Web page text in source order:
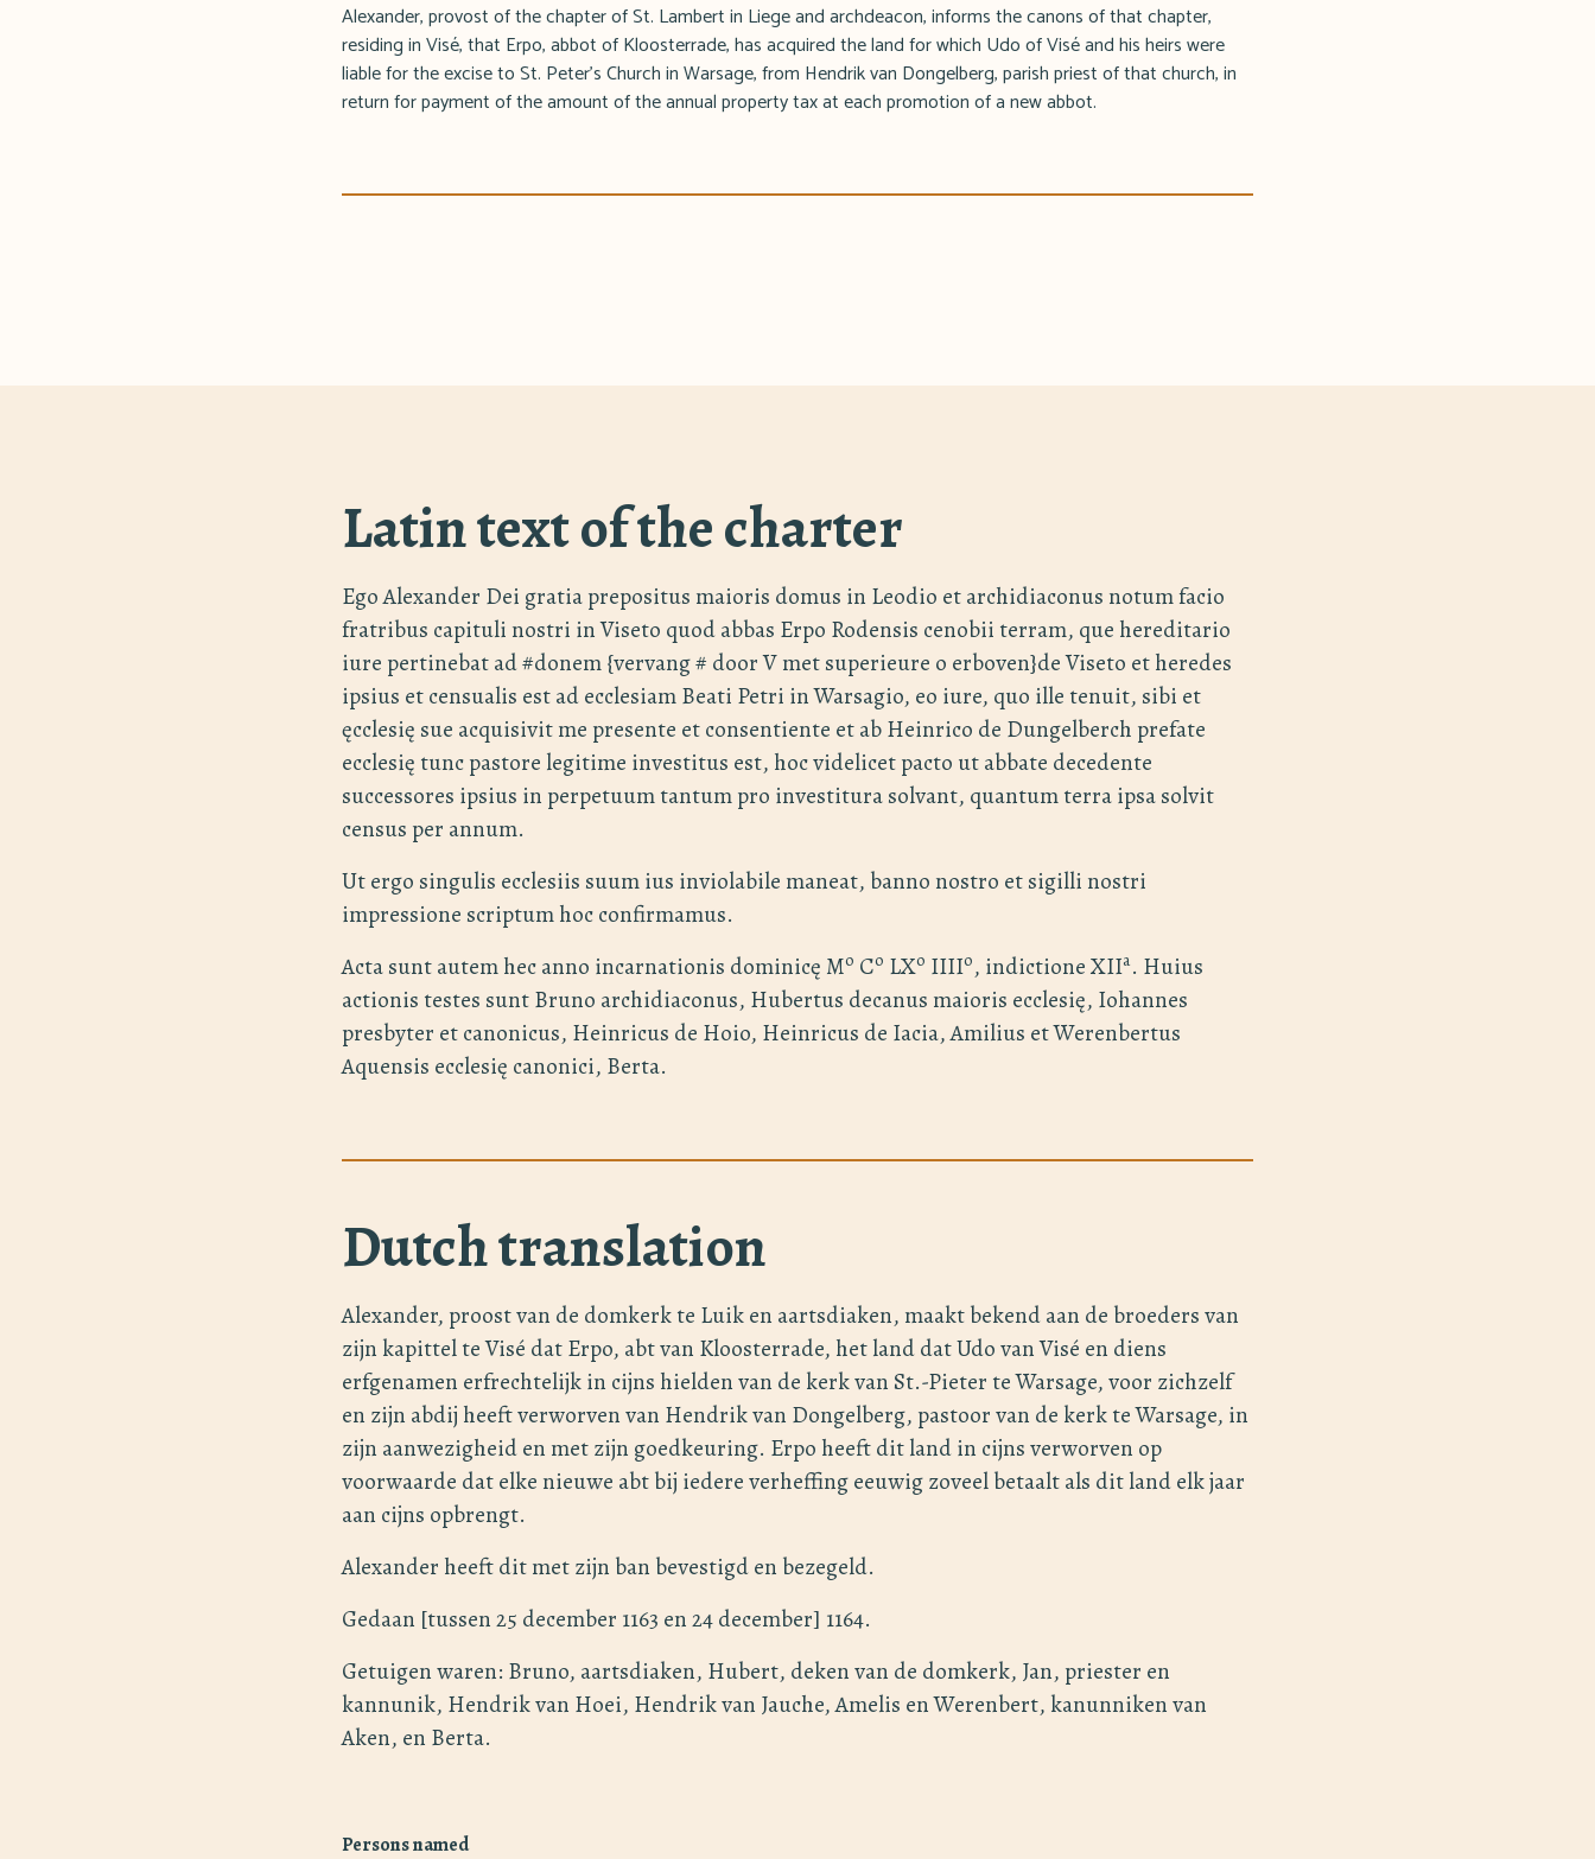
Alexander, provost of the chapter of St. Lambert in Liege and archdeacon, informs the canons of that chapter,
residing in Visé, that Erpo, abbot of Kloosterrade, has acquired the land for which Udo of Visé and his heirs were
liable for the excise to St. Peter's Church in Warsage, from Hendrik van Dongelberg, parish priest of that church, in
return for payment of the amount of the annual property tax at each promotion of a new abbot.
Latin text of the charter
Ego Alexander Dei gratia prepositus maioris domus in Leodio et archidiaconus notum facio
fratribus capituli nostri in Viseto quod abbas Erpo Rodensis cenobii terram, que hereditario
iure pertinebat ad #donem {vervang # door V met superieure o erboven}de Viseto et heredes
ipsius et censualis est ad ecclesiam Beati Petri in Warsagio, eo iure, quo ille tenuit, sibi et
ęcclesię sue acquisivit me presente et consentiente et ab Heinrico de Dungelberch prefate
ecclesię tunc pastore legitime investitus est, hoc videlicet pacto ut abbate decedente
successores ipsius in perpetuum tantum pro investitura solvant, quantum terra ipsa solvit
census per annum.
Ut ergo singulis ecclesiis suum ius inviolabile maneat, banno nostro et sigilli nostri
impressione scriptum hoc confirmamus.
Acta sunt autem hec anno incarnationis dominicę Mo Co LXo IIIIo, indictione XIIa. Huius
actionis testes sunt Bruno archidiaconus, Hubertus decanus maioris ecclesię, Iohannes
presbyter et canonicus, Heinricus de Hoio, Heinricus de Iacia, Amilius et Werenbertus
Aquensis ecclesię canonici, Berta.
Dutch translation
Alexander, proost van de domkerk te Luik en aartsdiaken, maakt bekend aan de broeders van
zijn kapittel te Visé dat Erpo, abt van Kloosterrade, het land dat Udo van Visé en diens
erfgenamen erfrechtelijk in cijns hielden van de kerk van St.-Pieter te Warsage, voor zichzelf
en zijn abdij heeft verworven van Hendrik van Dongelberg, pastoor van de kerk te Warsage, in
zijn aanwezigheid en met zijn goedkeuring. Erpo heeft dit land in cijns verworven op
voorwaarde dat elke nieuwe abt bij iedere verheffing eeuwig zoveel betaalt als dit land elk jaar
aan cijns opbrengt.
Alexander heeft dit met zijn ban bevestigd en bezegeld.
Gedaan [tussen 25 december 1163 en 24 december] 1164.
Getuigen waren: Bruno, aartsdiaken, Hubert, deken van de domkerk, Jan, priester en
kannunik, Hendrik van Hoei, Hendrik van Jauche, Amelis en Werenbert, kanunniken van
Aken, en Berta.
Persons named